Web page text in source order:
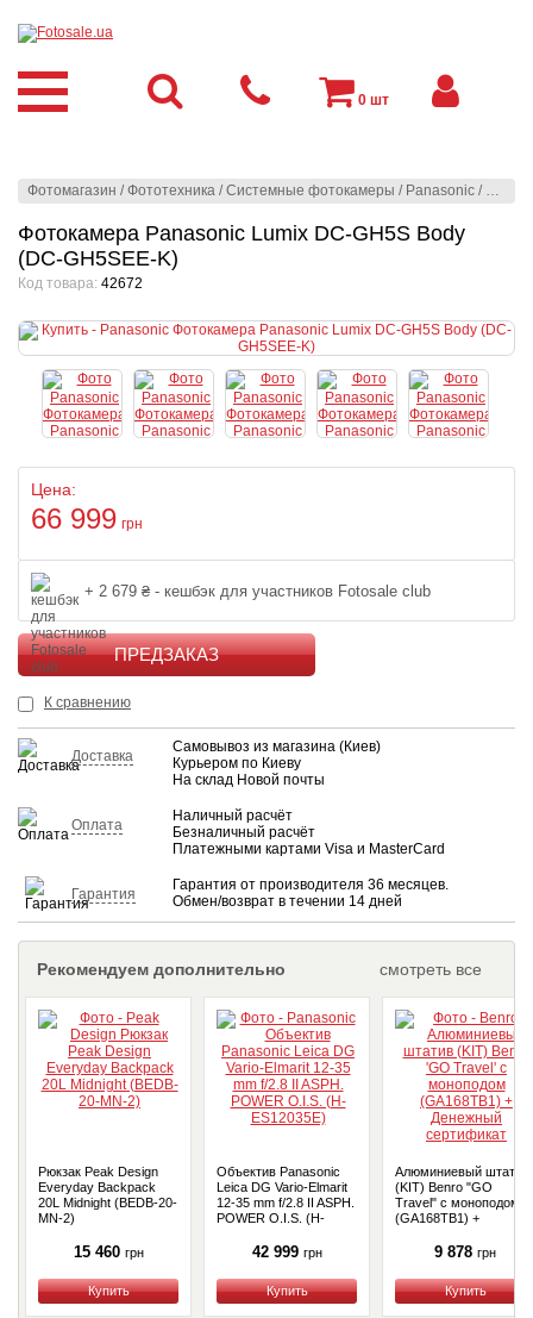
Фотомагазин /Фототехника /Системные фотокамеры / Panasonic /
Фотокамера Panasonic Lumix DC-GH5S Body
(DC-GH5SEE-K)
Код товара: 42672
Цена:
66 999 грн
+ 2 679 ₴ - кешбэк для участников Fotosale club
К сравнению
Доставка
Самовывоз из магазина (Киев)
Курьером по Киеву
На склад Новой почты
Оплата
Наличный расчёт
Безналичный расчёт
Платежными картами Visa и MasterCard
Гарантия
Гарантия от производителя 36 месяцев.
Обмен/возврат в течении 14 дней
Рекомендуем дополнительно смотреть все
Рюкзак Peak Design
Everyday Backpack
20L Midnight (BEDB-20-
MN-2)
15 460 грн
Купить
Объектив Panasonic
Leica DG Vario-Elmarit
12-35 mm f/2.8 II ASPH.
POWER O.I.S. (H-
42 999 грн
Купить
Алюминиевый штатив
(KIT) Benro "GO
Travel" с моноподом
(GA168TB1) +
9 878 грн
Купить
0 шт